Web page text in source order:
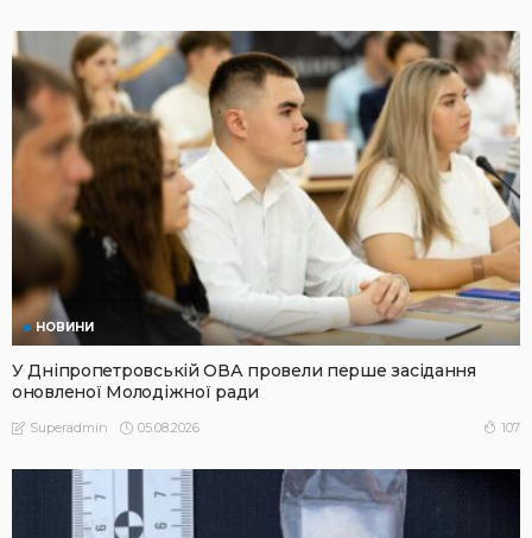
НОВИНИ
У Дніпропетровській ОВА провели перше засідання
оновленої Молодіжної ради
Superadmin 05.08.2026 107